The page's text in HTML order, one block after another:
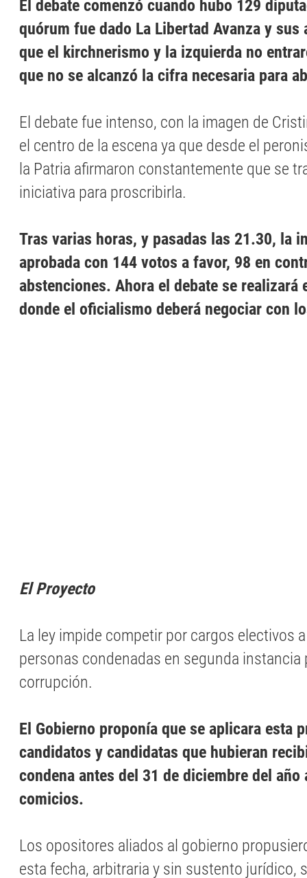
El debate comenzó cuando hubo 129
quórum fue dado La Libertad Avanza y
que el kirchnerismo y la izquierda no
que no se alcanzó la cifra necesaria para
El debate fue intenso, con la imagen de
el centro de la escena ya que desde el
la Patria afirmaron constantemente que se
iniciativa para proscribirla.
Tras varias horas, y pasadas las 21.30, la
aprobada con 144 votos a favor, 98 en
abstenciones. Ahora el debate se realizará
donde el oficialismo deberá negociar con
El Proyecto
La ley impide competir por cargos electivos
personas condenadas en segunda instancia
corrupción.
El Gobierno proponía que se aplicara esta
candidatos y candidatas que hubieran
condena antes del 31 de diciembre del
comicios.
Los opositores aliados al gobierno
esta fecha, arbitraria y sin sustento jurídico,